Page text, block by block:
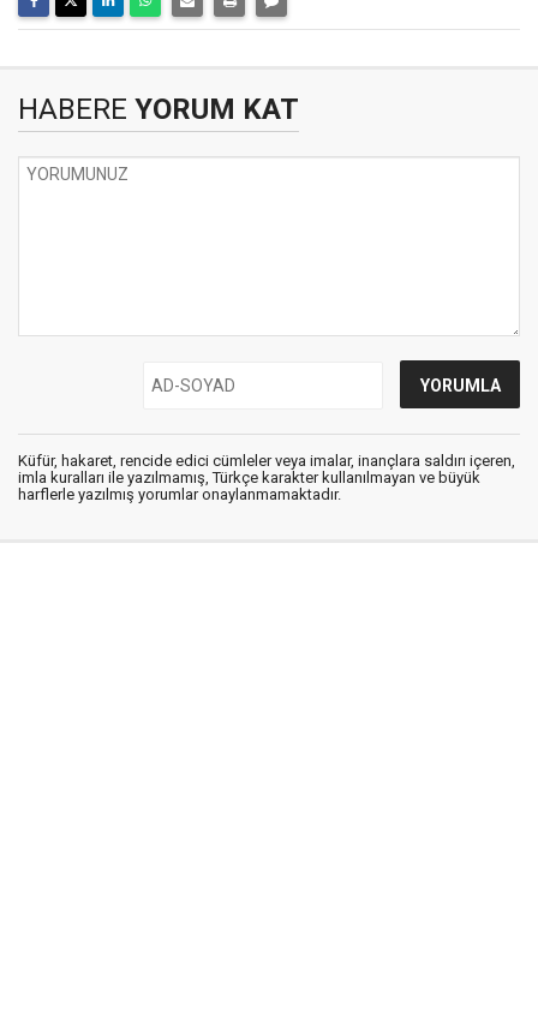
HABERE YORUM KAT
Küfür, hakaret, rencide edici cümleler veya imalar, inançlara saldırı içeren,
imla kuralları ile yazılmamış, Türkçe karakter kullanılmayan ve büyük
harflerle yazılmış yorumlar onaylanmamaktadır.